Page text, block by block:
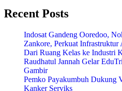
Recent Posts
Indosat Gandeng Ooredoo,
Zankore, Perkuat
Dari Ruang Kelas ke Industri
Raudhatul Jannah Gelar
Gambir
Pemko Payakumbuh Dukung
Kanker Serviks